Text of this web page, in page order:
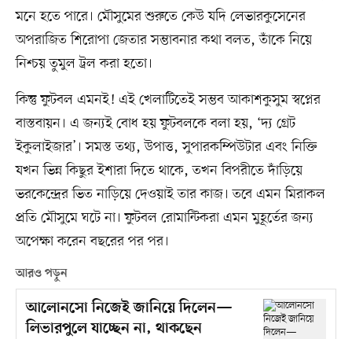
মনে হতে পারে। মৌসুমের শুরুতে কেউ যদি লেভারকুসেনের
অপরাজিত শিরোপা জেতার সম্ভাবনার কথা বলত, তাঁকে নিয়ে
নিশ্চয় তুমুল ট্রল করা হতো।
কিন্তু ফুটবল এমনই! এই খেলাটিতেই সম্ভব আকাশকুসুম স্বপ্নের
বাস্তবায়ন। এ জন্যই বোধ হয় ফুটবলকে বলা হয়, ‘দ্য গ্রেট
ইকুলাইজার’। সমস্ত তথ্য, উপাত্ত, সুপারকম্পিউটার এবং নিক্তি
যখন ভিন্ন কিছুর ইশারা দিতে থাকে, তখন বিপরীতে দাঁড়িয়ে
ভরকেন্দ্রের ভিত নাড়িয়ে দেওয়াই তার কাজ। তবে এমন মিরাকল
প্রতি মৌসুমে ঘটে না। ফুটবল রোমান্টিকরা এমন মুহূর্তের জন্য
অপেক্ষা করেন বছরের পর পর।
আরও পড়ুন
আলোনসো নিজেই জানিয়ে দিলেন—
লিভারপুলে যাচ্ছেন না, থাকছেন